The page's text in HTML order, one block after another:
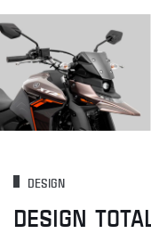
DESIGN
DESIGN